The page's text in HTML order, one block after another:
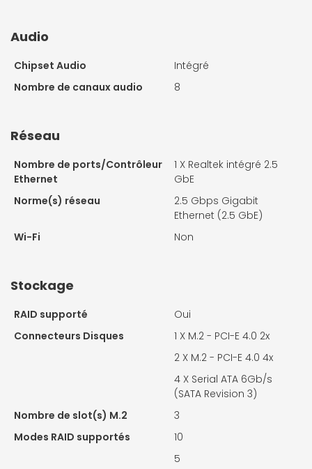
Audio
Chipset Audio
Intégré
Nombre de canaux audio
8
Réseau
Nombre de ports/Contrôleur
Ethernet
1 X Realtek intégré 2.5
GbE
Norme(s) réseau
2.5 Gbps Gigabit
Ethernet (2.5 GbE)
Wi-Fi
Non
Stockage
RAID supporté
Oui
Connecteurs Disques
1 X M.2 - PCI-E 4.0 2x
2 X M.2 - PCI-E 4.0 4x
4 X Serial ATA 6Gb/s
(SATA Revision 3)
Nombre de slot(s) M.2
3
Modes RAID supportés
10
5